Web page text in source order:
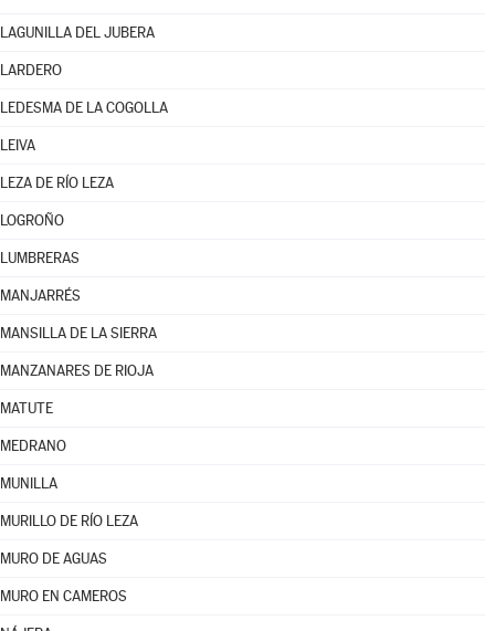
LAGUNILLA DEL JUBERA
LARDERO
LEDESMA DE LA COGOLLA
LEIVA
LEZA DE RÍO LEZA
LOGROÑO
LUMBRERAS
MANJARRÉS
MANSILLA DE LA SIERRA
MANZANARES DE RIOJA
MATUTE
MEDRANO
MUNILLA
MURILLO DE RÍO LEZA
MURO DE AGUAS
MURO EN CAMEROS